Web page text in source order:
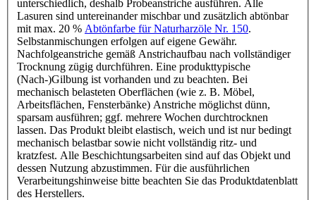
unterschiedlich, deshalb Probeanstriche ausführen. Alle
Lasuren sind untereinander mischbar und zusätzlich abtönbar
mit max. 20 % Abtönfarbe für Naturharzöle Nr. 150.
Selbstanmischungen erfolgen auf eigene Gewähr.
Nachfolgeanstriche gemäß Anstrichaufbau nach vollständiger
Trocknung zügig durchführen. Eine produkttypische
(Nach-)Gilbung ist vorhanden und zu beachten. Bei
mechanisch belasteten Oberflächen (wie z. B. Möbel,
Arbeitsflächen, Fensterbänke) Anstriche möglichst dünn,
sparsam ausführen; ggf. mehrere Wochen durchtrocknen
lassen. Das Produkt bleibt elastisch, weich und ist nur bedingt
mechanisch belastbar sowie nicht vollständig ritz- und
kratzfest. Alle Beschichtungsarbeiten sind auf das Objekt und
dessen Nutzung abzustimmen. Für die ausführlichen
Verarbeitungshinweise bitte beachten Sie das Produktdatenblatt
des Herstellers.